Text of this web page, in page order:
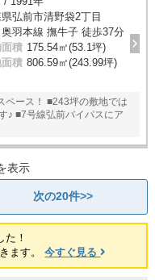
弘前市清野袋2丁目
奥羽本線 撫牛子 徒歩37分
積 175.54㎡(53.1坪)
積 806.59㎡(243.99坪)
ペース！ ■243坪の敷地では
♪ ■7号線弘前バイパスにア
表示
次の20件>>
た！
ます。今すぐ見る